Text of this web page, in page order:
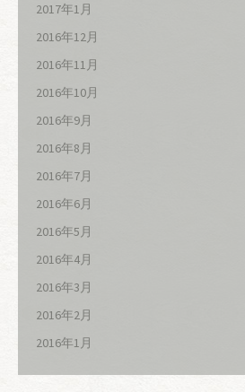
2017年1月
2016年12月
2016年11月
2016年10月
2016年9月
2016年8月
2016年7月
2016年6月
2016年5月
2016年4月
2016年3月
2016年2月
2016年1月